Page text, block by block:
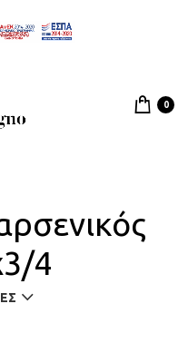
0
4